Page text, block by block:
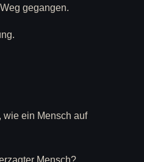
gegangen.
wie ein Mensch auf